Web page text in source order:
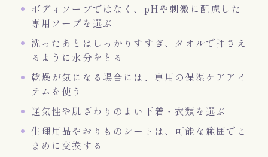
ボディソープではなく、pHや刺激に配慮した
専用ソープを選ぶ
洗ったあとはしっかりすすぎ、タオルで押さえ
るように水分をとる
乾燥が気になる場合には、専用の保湿ケアアイ
テムを使う
通気性や肌ざわりのよい下着・衣類を選ぶ
生理用品やおりものシートは、可能な範囲でこ
まめに交換する